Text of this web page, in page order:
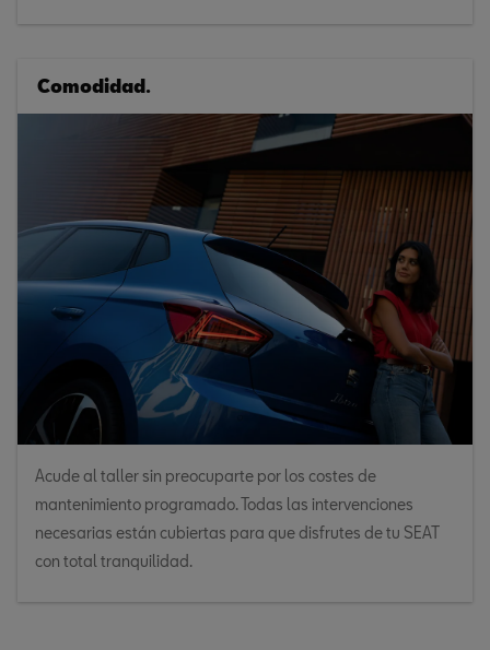
Comodidad.
Acude al taller sin preocuparte por los costes de
mantenimiento programado. Todas las intervenciones
necesarias están cubiertas para que disfrutes de tu SEAT
con total tranquilidad.